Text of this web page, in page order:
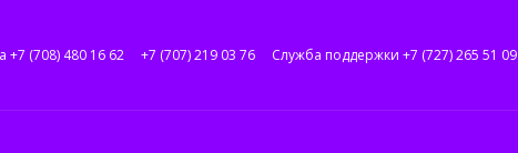
+7 (708) 480 16 62 +7 (707) 219 03 76 Служба поддержки +7 (727) 265 51 09